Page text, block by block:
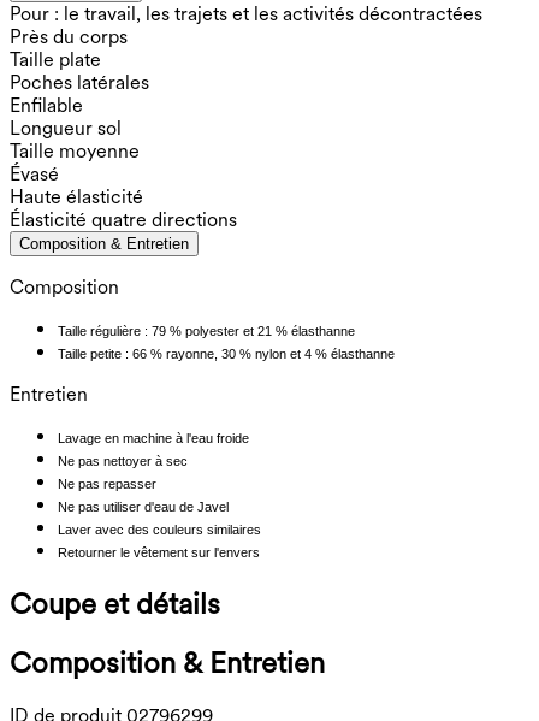
Pour : le travail, les trajets et les activités décontractées
Près du corps
Taille plate
Poches latérales
Enfilable
Longueur sol
Taille moyenne
Évasé
Haute élasticité
Élasticité quatre directions
Composition & Entretien
Composition
Taille régulière : 79 % polyester et 21 % élasthanne
Taille petite : 66 % rayonne, 30 % nylon et 4 % élasthanne
Entretien
Lavage en machine à l'eau froide
Ne pas nettoyer à sec
Ne pas repasser
Ne pas utiliser d'eau de Javel
Laver avec des couleurs similaires
Retourner le vêtement sur l'envers
Coupe et détails
Composition & Entretien
ID de produit 02796299